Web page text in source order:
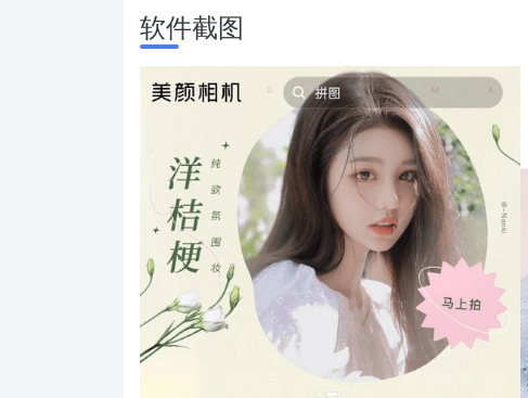
软件截图